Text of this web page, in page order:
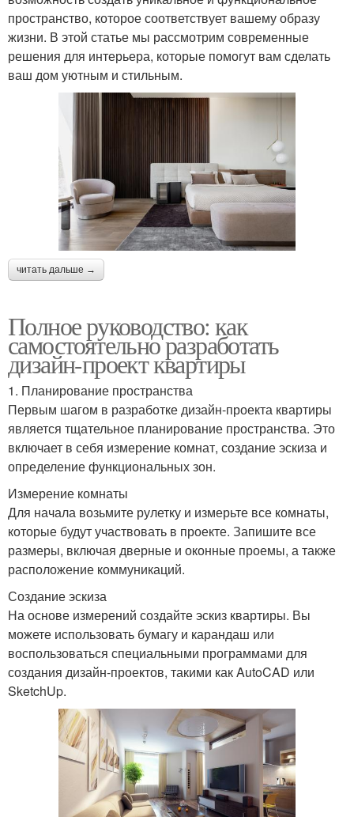
пространство, которое соответствует вашему образу
жизни. В этой статье мы рассмотрим современные
решения для интерьера, которые помогут вам сделать
ваш дом уютным и стильным.
читать дальше →
Полное руководство: как
самостоятельно разработать
дизайн-проект квартиры
1. Планирование пространства
Первым шагом в разработке дизайн-проекта квартиры
является тщательное планирование пространства. Это
включает в себя измерение комнат, создание эскиза и
определение функциональных зон.
Измерение комнаты
Для начала возьмите рулетку и измерьте все комнаты,
которые будут участвовать в проекте. Запишите все
размеры, включая дверные и оконные проемы, а также
расположение коммуникаций.
Создание эскиза
На основе измерений создайте эскиз квартиры. Вы
можете использовать бумагу и карандаш или
воспользоваться специальными программами для
создания дизайн-проектов, такими как AutoCAD или
SketchUp.